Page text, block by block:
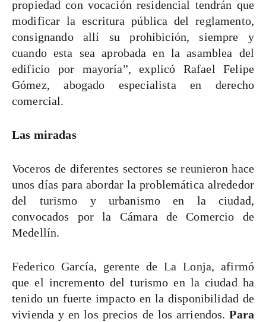
propiedad con vocación residencial tendrán que
modificar la escritura pública del reglamento,
consignando allí su prohibición, siempre y
cuando esta sea aprobada en la asamblea del
edificio por mayoría”, explicó Rafael Felipe
Gómez, abogado especialista en derecho
comercial.
Las miradas
Voceros de diferentes sectores se reunieron hace
unos días para abordar la problemática alrededor
del turismo y urbanismo en la ciudad,
convocados por la Cámara de Comercio de
Medellín.
Federico García, gerente de La Lonja, afirmó
que el incremento del turismo en la ciudad ha
tenido un fuerte impacto en la disponibilidad de
vivienda y en los precios de los arriendos.Para